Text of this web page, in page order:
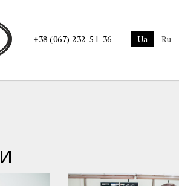
+38 (067) 232-51-36 ua ru